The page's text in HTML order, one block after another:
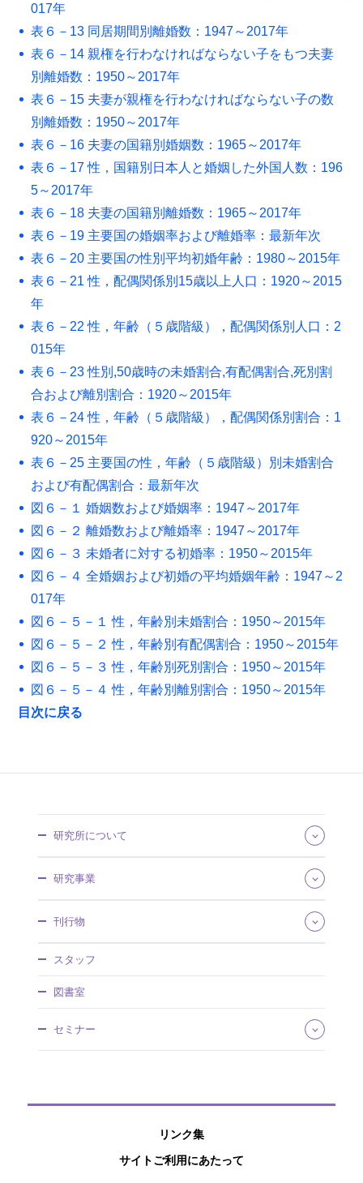
017年
表６－13 同居期間別離婚数：1947～2017年
表６－14 親権を行わなければならない子をもつ夫妻
別離婚数：1950～2017年
表６－15 夫妻が親権を行わなければならない子の数
別離婚数：1950～2017年
表６－16 夫妻の国籍別婚姻数：1965～2017年
表６－17 性，国籍別日本人と婚姻した外国人数：196
5～2017年
表６－18 夫妻の国籍別離婚数：1965～2017年
表６－19 主要国の婚姻率および離婚率：最新年次
表６－20 主要国の性別平均初婚年齢：1980～2015年
表６－21 性，配偶関係別15歳以上人口：1920～2015
年
表６－22 性，年齢（５歳階級），配偶関係別人口：2
015年
表６－23 性別,50歳時の未婚割合,有配偶割合,死別割
合および離別割合：1920～2015年
表６－24 性，年齢（５歳階級），配偶関係別割合：1
920～2015年
表６－25 主要国の性，年齢（５歳階級）別未婚割合
および有配偶割合：最新年次
図６－１ 婚姻数および婚姻率：1947～2017年
図６－２ 離婚数および離婚率：1947～2017年
図６－３ 未婚者に対する初婚率：1950～2015年
図６－４ 全婚姻および初婚の平均婚姻年齢：1947～2
017年
図６－５－１ 性，年齢別未婚割合：1950～2015年
図６－５－２ 性，年齢別有配偶割合：1950～2015年
図６－５－３ 性，年齢別死別割合：1950～2015年
図６－５－４ 性，年齢別離別割合：1950～2015年
目次に戻る
研究所について
組織・所掌
事業概要
沿革・歴史館
採用情報
調達情報
情報公開
社人研パンフレット
アクセスマップ
研究事業
将来推計人口・世帯数
社会保障費用統計
社会保障・人口問題基本調査
刊行物
調査研究報告資料
人口問題研究資料
所内研究報告
過去の刊行物
スタッフ
図書室
セミナー
リンク集
サイトご利用にあたって